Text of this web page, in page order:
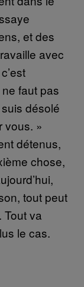
et des
avec
ne faut pas
désolé
vous. »
détenus,
chose,
tout peut
va
le cas.